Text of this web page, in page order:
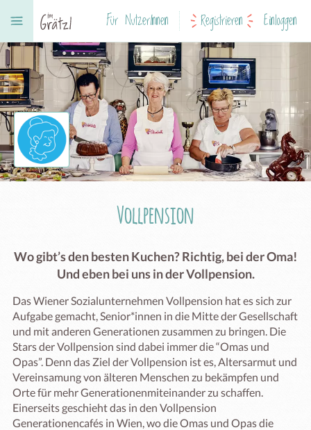
Für NutzerInnen Registrieren Einloggen
Vollpension
Wo gibt’s den besten Kuchen? Richtig, bei der Oma!
Und eben bei uns in der Vollpension.
Das Wiener Sozialunternehmen Vollpension hat es sich zur
Aufgabe gemacht, Senior*innen in die Mitte der Gesellschaft
und mit anderen Generationen zusammen zu bringen. Die
Stars der Vollpension sind dabei immer die “Omas und
Opas”. Denn das Ziel der Vollpension ist es, Altersarmut und
Vereinsamung von älteren Menschen zu bekämpfen und
Orte für mehr Generationenmiteinander zu schaffen.
Einerseits geschieht das in den Vollpension
Generationencafés in Wien, wo die Omas und Opas die